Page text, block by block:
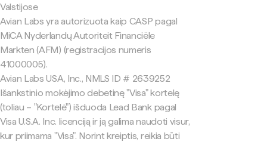
Valstijose
Avian Labs yra autorizuota kaip CASP pagal
MiCA Nyderlandų Autoriteit Financiële
Markten (AFM) (registracijos numeris
41000005).
Avian Labs USA, Inc., NMLS ID # 2639252
Išankstinio mokėjimo debetinę "Visa" kortelę
(toliau – "Kortelė") išduoda Lead Bank pagal
Visa U.S.A. Inc. licenciją ir ją galima naudoti visur,
kur priimama "Visa". Norint kreiptis, reikia būti